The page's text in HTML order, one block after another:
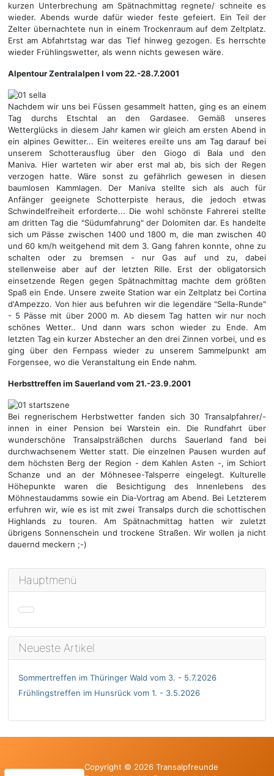
Hauptmenü
Neueste Artikel
Sommertreffen im Thüringer Wald vom 3. - 5.7.2026
Frühlingstreffen im Hunsrück vom 1. - 3.5.2026
kurzen Unterbrechung am Spätnachmittag regnete/ schneite es
wieder. Abends wurde dafür wieder feste gefeiert. Ein Teil der
Zelter übernachtete nun in einem Trockenraum auf dem Zeltplatz.
Erst am Abfahrtstag war das Tief hinweg gezogen. Es herrschte
wieder Frühlingswetter, als wenn nichts gewesen wäre.
Alpentour Zentralalpen I vom 22.-28.7.2001
Nachdem wir uns bei Füssen gesammelt hatten, ging es an einem
Tag durchs Etschtal an den Gardasee. Gemäß unseres
Wetterglücks in diesem Jahr kamen wir gleich am ersten Abend in
ein alpines Gewitter... Ein weiteres ereilte uns am Tag darauf bei
unserem Schotterausflug über den Giogo di Bala und den
Maniva. Hier warteten wir aber erst mal ab, bis sich der Regen
verzogen hatte. Wäre sonst zu gefährlich gewesen in diesen
baumlosen Kammlagen. Der Maniva stellte sich als auch für
Anfänger geeignete Schotterpiste heraus, die jedoch etwas
Schwindelfreiheit erforderte... Die wohl schönste Fahrerei stellte
am dritten Tag die "Südumfahrung" der Dolomiten dar. Es handelte
sich um Pässe zwischen 1400 und 1800 m, die man zwischen 40
und 60 km/h weitgehend mit dem 3. Gang fahren konnte, ohne zu
schalten oder zu bremsen - nur Gas auf und zu, dabei
stellenweise aber auf der letzten Rille. Erst der obligatorsich
einsetzende Regen gegen Spätnachmittag machte dem größten
Spaß ein Ende. Unsere zweite Station war ein Zeltplatz bei Cortina
d'Ampezzo. Von hier aus befuhren wir die legendäre "Sella-Runde"
- 5 Pässe mit über 2000 m. Ab diesem Tag hatten wir nur noch
schönes Wetter.. Und dann wars schon wieder zu Ende. Am
letzten Tag ein kurzer Abstecher an den drei Zinnen vorbei, und es
ging über den Fernpass wieder zu unserem Sammelpunkt am
Forgensee, wo die Veranstaltung ein Ende nahm.
Herbsttreffen im Sauerland vom 21.-23.9.2001
Bei regnerischem Herbstwetter fanden sich 30 Transalpfahrer/-
innen in einer Pension bei Warstein ein. Die Rundfahrt über
wunderschöne Transalpsträßchen durchs Sauerland fand bei
durchwachsenem Wetter statt. Die einzelnen Pausen wurden auf
dem höchsten Berg der Region - dem Kahlen Asten -, im Schiort
Schanze und an der Möhnesee-Talsperre eingelegt. Kulturelle
Höhepunkte waren die Besichtigung des Innenlebens des
Möhnestaudamms sowie ein Dia-Vortrag am Abend. Bei Letzterem
erfuhren wir, wie es ist mit zwei Transalps durch die schottischen
Highlands zu touren. Am Spätnachmittag hatten wir zuletzt
übrigens Sonnenschein und trockene Straßen. Wir wollen ja nicht
dauernd meckern ;-)
Copyright © 2026 Transalpfreunde